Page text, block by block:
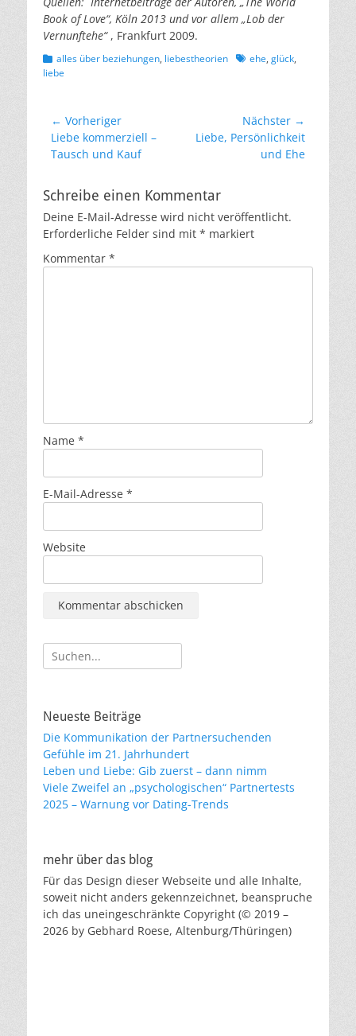
Book of Love“, Köln 2013 und vor allem „Lob der
Vernunftehe“, Frankfurt 2009.
Kategorien
alles über beziehungen, liebestheorien Schlagworte
ehe, glück,
liebe
Beitragsnavigation
← Vorheriger
Vorheriger
Beitrag:
Liebe kommerziell –
Tausch und Kauf
Nächster →
Nächster
Liebe, Persönlichkeit
und Ehe
Schreibe einen Kommentar
Deine E-Mail-Adresse wird nicht veröffentlicht.
Erforderliche Felder sind mit * markiert
Kommentar *
Name *
E-Mail-Adresse *
Website
Suche
nach:
Neueste Beiträge
Die Kommunikation der Partnersuchenden
Gefühle im 21. Jahrhundert
Leben und Liebe: Gib zuerst – dann nimm
Viele Zweifel an „psychologischen“ Partnertests
2025 – Warnung vor Dating-Trends
mehr über das blog
Für das Design dieser Webseite und alle Inhalte,
soweit nicht anders gekennzeichnet, beanspruche
ich das uneingeschränkte Copyright (© 2019 –
2026 by Gebhard Roese, Altenburg/Thüringen)